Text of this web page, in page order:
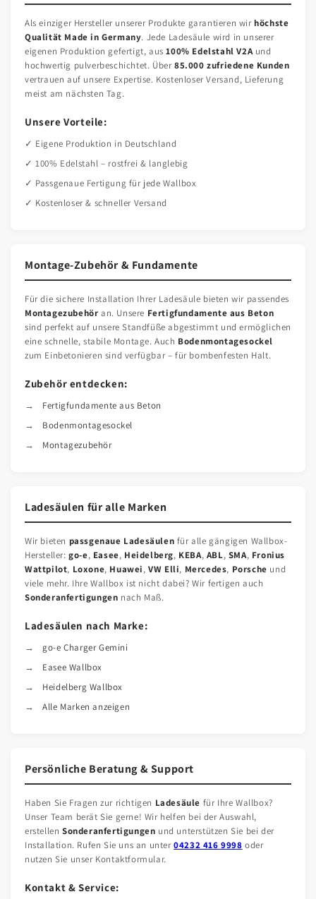
Als einziger Hersteller unserer Produkte garantieren wirhöchste
Qualität Made in Germany. Jede Ladesäule wird in unserer
eigenen Produktion gefertigt, aus100% Edelstahl V2Aund
hochwertig pulverbeschichtet. Über85.000 zufriedene Kunden
vertrauen auf unsere Expertise. Kostenloser Versand, Lieferung
meist am nächsten Tag.
Unsere Vorteile:
✓ Eigene Produktion in Deutschland
✓ 100% Edelstahl – rostfrei & langlebig
✓ Passgenaue Fertigung für jede Wallbox
✓ Kostenloser & schneller Versand
Montage-Zubehör & Fundamente
Für die sichere Installation Ihrer Ladesäule bieten wir passendes
Montagezubehör an. Unsere Fertigfundamente aus Beton
sind perfekt auf unsere Standfüße abgestimmt und ermöglichen
eine schnelle, stabile Montage. Auch Bodenmontagesockel
zum Einbetonieren sind verfügbar – für bombenfesten Halt.
Zubehör entdecken:
Fertigfundamente aus Beton
Bodenmontagesockel
Montagezubehör
Ladesäulen für alle Marken
Wir bieten passgenaue Ladesäulen für alle gängigen Wallbox-
Hersteller:go-e, Easee, Heidelberg, KEBA, ABL, SMA, Fronius
Wattpilot, Loxone, Huawei,VW Elli, Mercedes, Porsche und
viele mehr. Ihre Wallbox ist nicht dabei? Wir fertigen auch
Sonderanfertigungen nach Maß.
Ladesäulen nach Marke:
go-e Charger Gemini
Easee Wallbox
Heidelberg Wallbox
Alle Marken anzeigen
Persönliche Beratung & Support
Haben Sie Fragen zur richtigen Ladesäule für Ihre Wallbox?
Unser Team berät Sie gerne! Wir helfen bei der Auswahl,
erstellen Sonderanfertigungen und unterstützen Sie bei der
Installation. Rufen Sie uns an unter04232 416 9998 oder
nutzen Sie unser Kontaktformular.
Kontakt & Service: